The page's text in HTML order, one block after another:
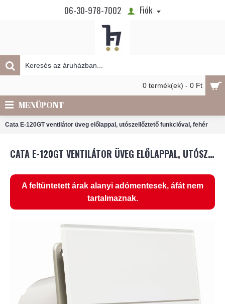
06-30-978-7002 Fiók
0 termék(ek) - 0 Ft
MENÜPONT
Cata E-120GT ventilátor üveg előlappal, utószellőztető funkcióval, fehér
CATA E-120GT VENTILÁTOR ÜVEG ELŐLAPPAL, UTÓSZELLŐZTETŐ FUNKCIÓVAL, FEHÉR
A feltüntetett árak alanyi adómentesek, áfát nem
tartalmaznak.